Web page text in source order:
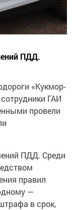
ПДД.
«Кукмор-
ГАИ
провели
ПДД. Среди
правил
—
в срок,